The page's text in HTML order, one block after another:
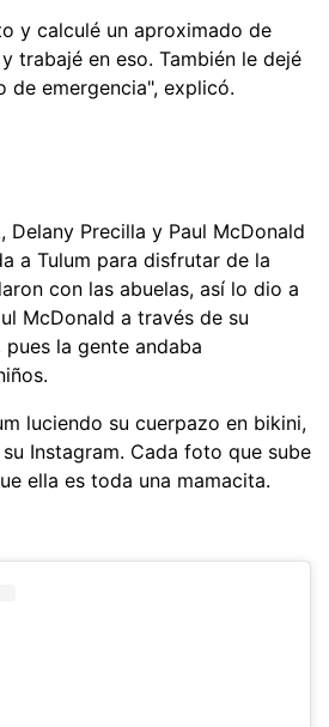
y calculé un aproximado de
trabajé en eso. También le dejé
de emergencia", explicó.
Delany Precilla y Paul McDonald
a Tulum para disfrutar de la
con las abuelas, así lo dio a
McDonald a través de su
la gente andaba
luciendo su cuerpazo en bikini,
Instagram. Cada foto que sube
ella es toda una mamacita.